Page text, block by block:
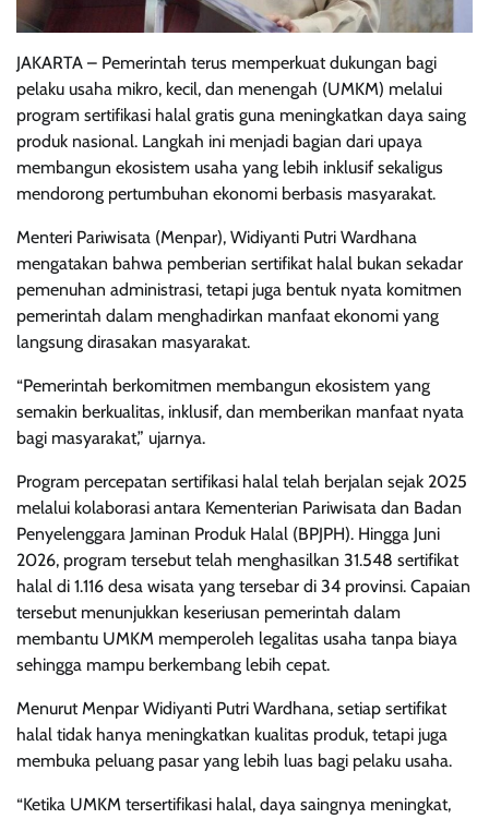
JAKARTA – Pemerintah terus memperkuat dukungan bagi
pelaku usaha mikro, kecil, dan menengah (UMKM) melalui
program sertifikasi halal gratis guna meningkatkan daya saing
produk nasional. Langkah ini menjadi bagian dari upaya
membangun ekosistem usaha yang lebih inklusif sekaligus
mendorong pertumbuhan ekonomi berbasis masyarakat.
Menteri Pariwisata (Menpar), Widiyanti Putri Wardhana
mengatakan bahwa pemberian sertifikat halal bukan sekadar
pemenuhan administrasi, tetapi juga bentuk nyata komitmen
pemerintah dalam menghadirkan manfaat ekonomi yang
langsung dirasakan masyarakat.
“Pemerintah berkomitmen membangun ekosistem yang
semakin berkualitas, inklusif, dan memberikan manfaat nyata
bagi masyarakat,” ujarnya.
Program percepatan sertifikasi halal telah berjalan sejak 2025
melalui kolaborasi antara Kementerian Pariwisata dan Badan
Penyelenggara Jaminan Produk Halal (BPJPH). Hingga Juni
2026, program tersebut telah menghasilkan 31.548 sertifikat
halal di 1.116 desa wisata yang tersebar di 34 provinsi. Capaian
tersebut menunjukkan keseriusan pemerintah dalam
membantu UMKM memperoleh legalitas usaha tanpa biaya
sehingga mampu berkembang lebih cepat.
Menurut Menpar Widiyanti Putri Wardhana, setiap sertifikat
halal tidak hanya meningkatkan kualitas produk, tetapi juga
membuka peluang pasar yang lebih luas bagi pelaku usaha.
“Ketika UMKM tersertifikasi halal, daya saingnya meningkat,